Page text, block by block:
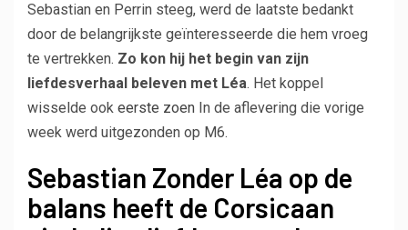
Sebastian en Perrin steeg, werd de laatste bedankt
door de belangrijkste geïnteresseerde die hem vroeg
te vertrekken. Zo kon hij het begin van zijn
liefdesverhaal beleven met Léa. Het koppel
wisselde ook eerste zoen In de aflevering die vorige
week werd uitgezonden op M6.
Sebastian Zonder Léa op de
balans heeft de Corsicaan